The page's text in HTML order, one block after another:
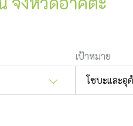
เป้าหมาย
โซบะและอุ